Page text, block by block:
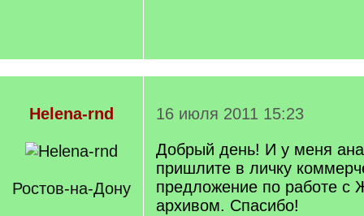
Helena-rnd
Ростов-на-Дону
16 июля 2011 15:23
Добрый день! И у меня
пришлите в личку
предложение по работе с
архивом. Спасибо!